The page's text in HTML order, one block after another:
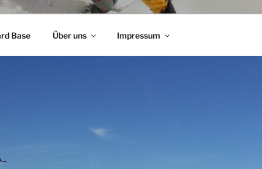
Base Über uns Impressum